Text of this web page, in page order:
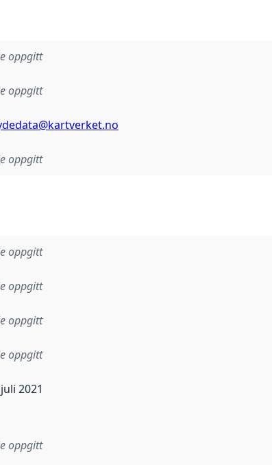
oppgitt
oppgitt
oppgitt
oppgitt
oppgitt
oppgitt
oppgitt
i dette datasettet først blei utgitt. Det kan ha
2021
oppgitt